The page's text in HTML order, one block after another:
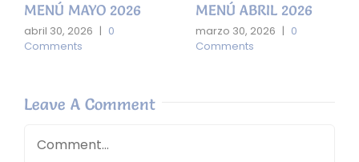
MENÚ MAYO 2026
abril 30, 2026 | 0
Comments
MENÚ ABRIL 2026
marzo 30, 2026 | 0
Comments
Leave A Comment